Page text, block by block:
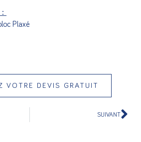
:
Plaxé
VOTRE DEVIS GRATUIT
SUIVANT